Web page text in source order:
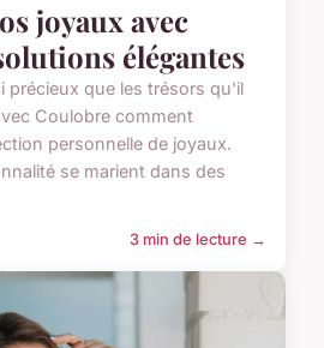
joyaux avec
élégantes
précieux que les trésors qu'il
Coulobre comment
personnelle de joyaux.
se marient dans des
3 min de lecture →